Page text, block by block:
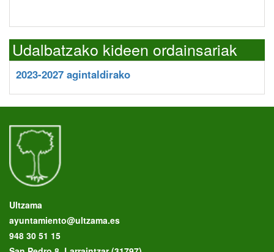
Udalbatzako kideen ordainsariak
2023-2027 agintaldirako
Ultzama
ayuntamiento@ultzama.es
948 30 51 15